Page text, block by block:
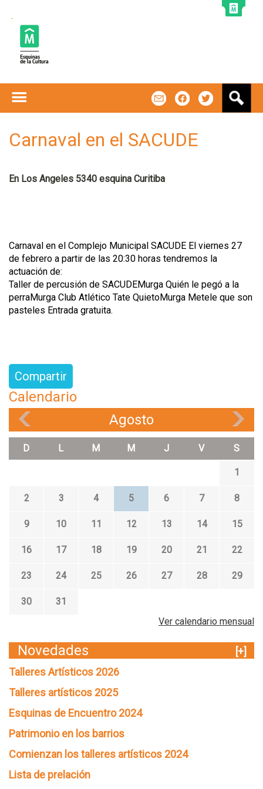
Carnaval en el SACUDE
En Los Angeles 5340 esquina Curitiba
​Carnaval en el Complejo Municipal SACUDE El viernes 27
de febrero a partir de las 20:30 horas tendremos la
actuación de:
​Taller de percusión de SACUDEMurga Quién le pegó a la
perraMurga Club Atlético Tate QuietoMurga Metele que son
pasteles Entrada gratuita.
Compartir
Calendario
Agosto
D L M M J V S
1
2 3 4 5 6 7 8
9 10 11 12 13 14 15
16 17 18 19 20 21 22
23 24 25 26 27 28 29
30
31
Ver calendario mensual
Novedades
[+]
Talleres Artísticos 2026
Talleres artísticos 2025
Esquinas de Encuentro 2024
Patrimonio en los barrios
Comienzan los talleres artísticos 2024
Lista de prelación
s